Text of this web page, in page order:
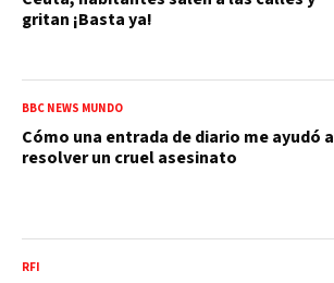
gritan ¡Basta ya!
BBC NEWS MUNDO
Cómo una entrada de diario me ayudó a
resolver un cruel asesinato
RFI